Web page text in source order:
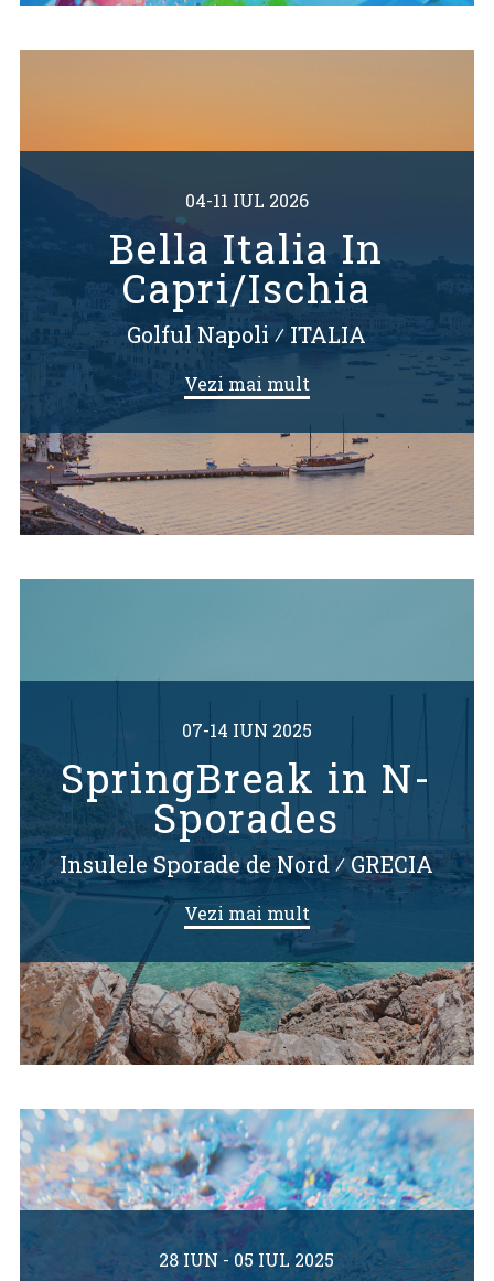
04-11 IUL 2026
Bella Italia In
Capri/Ischia
Golful Napoli ⁄ ITALIA
Vezi mai mult
07-14 IUN 2025
SpringBreak in N-
Sporades
Insulele Sporade de Nord⁄GRECIA
Vezi mai mult
28 IUN - 05 IUL 2025